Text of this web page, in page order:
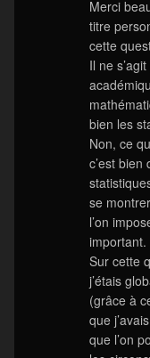
Merci
titre
cette
Il ne
bien les
Non, ce
c’est
se
l’on
important.
Sur cette
j’étais
(grâce à
que
que l’on